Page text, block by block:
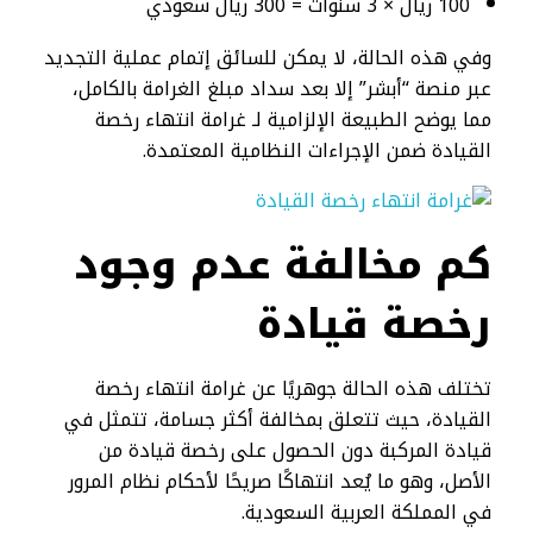
وفي هذه الحالة، لا يمكن للسائق إتمام عملية التجديد
عبر منصة “أبشر” إلا بعد سداد مبلغ الغرامة بالكامل،
مما يوضح الطبيعة الإلزامية لـ غرامة انتهاء رخصة
القيادة ضمن الإجراءات النظامية المعتمدة.
كم مخالفة عدم وجود
رخصة قيادة
تختلف هذه الحالة جوهريًا عن غرامة انتهاء رخصة
القيادة، حيث تتعلق بمخالفة أكثر جسامة، تتمثل في
قيادة المركبة دون الحصول على رخصة قيادة من
الأصل، وهو ما يُعد انتهاكًا صريحًا لأحكام نظام المرور
في المملكة العربية السعودية.